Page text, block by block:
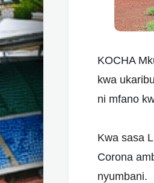
KOCHA
kwa
ni mfano
Kwa sasa
Corona
nyumbani.